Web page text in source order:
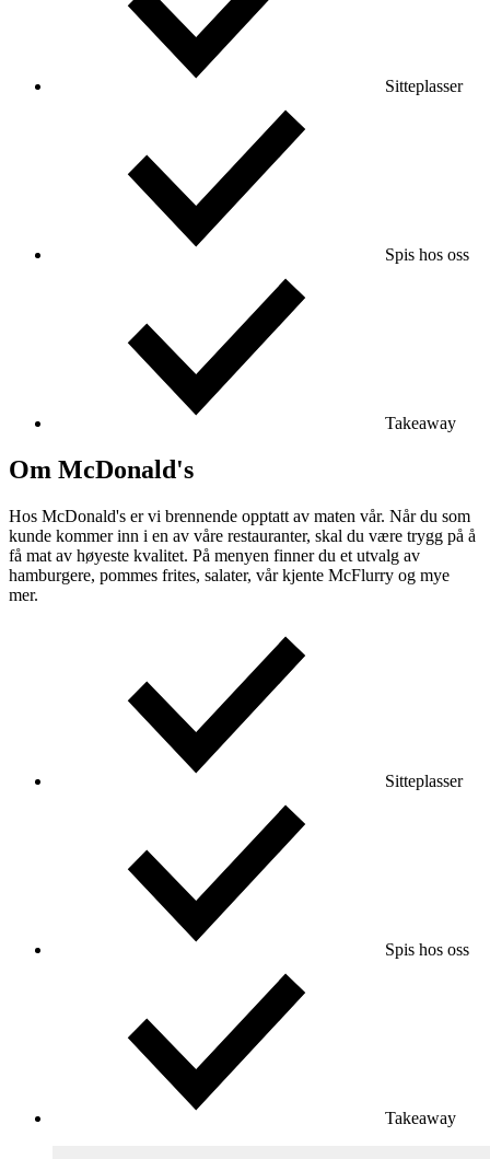
Sitteplasser
Spis hos oss
Takeaway
Om McDonald's
Hos McDonald's er vi brennende opptatt av maten vår. Når du som
kunde kommer inn i en av våre restauranter, skal du være trygg på å
få mat av høyeste kvalitet. På menyen finner du et utvalg av
hamburgere, pommes frites, salater, vår kjente McFlurry og mye
mer.
Sitteplasser
Spis hos oss
Takeaway